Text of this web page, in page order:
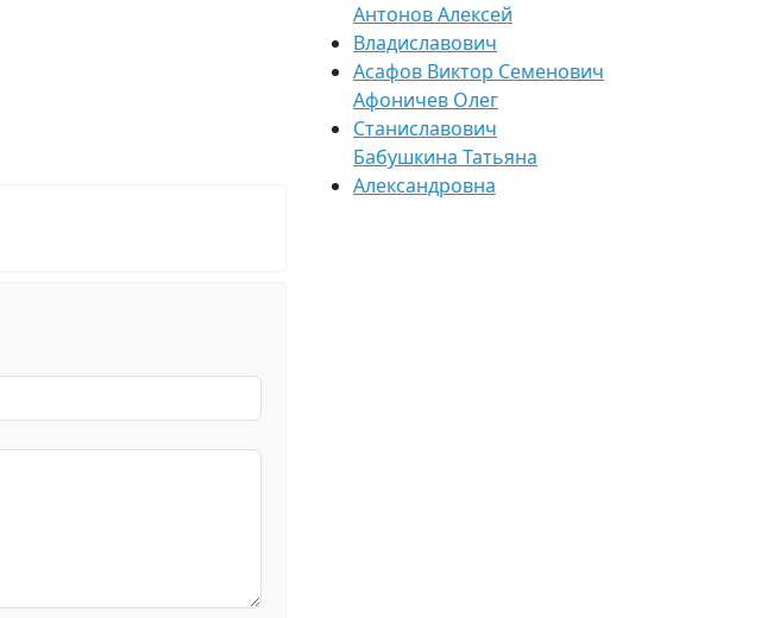
Антонов Алексей
Владиславович
Асафов Виктор Семенович
Афоничев Олег
Станиславович
Бабушкина Татьяна
Александровна